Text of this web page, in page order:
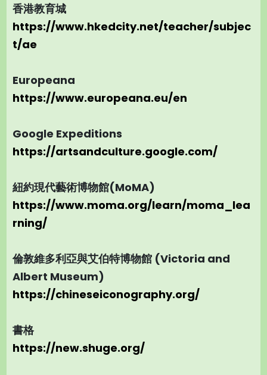
香港教育城
https://www.hkedcity.net/teacher/subjec
t/ae
Europeana
https://www.europeana.eu/en
Google Expeditions
https://artsandculture.google.com/
紐約現代藝術博物館(MoMA)
https://www.moma.org/learn/moma_lea
rning/
倫敦維多利亞與艾伯特博物館 (Victoria and
Albert Museum)
https://chineseiconography.org/
書格
https://new.shuge.org/